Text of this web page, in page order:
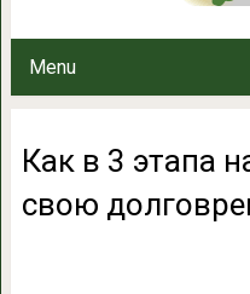
Menu
Как в 3 этапа
свою